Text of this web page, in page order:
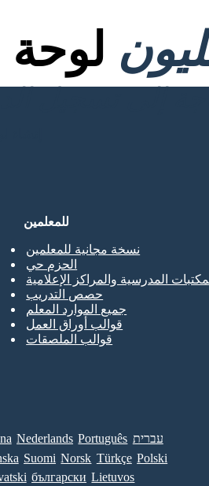
للمعلمين
نسخة مجانية للمعلمين
الحزم حي
المدرسية والمراكز الإعلامية
حصص التدريب
جميع الموارد المعلم
قوالب أوراق العمل
قوالب الملصقات
Nederlands Português עברית
Suomi Norsk Türkçe Polski
български Lietuvos